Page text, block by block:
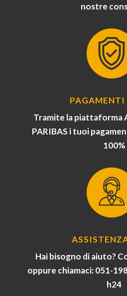
nostre
PAGAMENTI
Tramite la piattaforma
PARIBAS i tuoi
100%
Hai bisogno di aiuto?
oppure chiamaci: 051-
h24